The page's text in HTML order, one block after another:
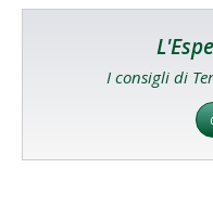
I consigli di